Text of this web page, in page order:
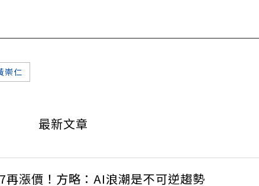
崇仁
最新文章
再漲價！方略：AI浪潮是不可逆趨勢